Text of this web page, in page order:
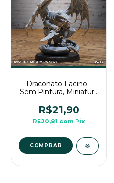
Draconato Ladino -
Sem Pintura, Miniatura
de Mesa
R$21,90
R$20,81 com Pix
COMPRAR